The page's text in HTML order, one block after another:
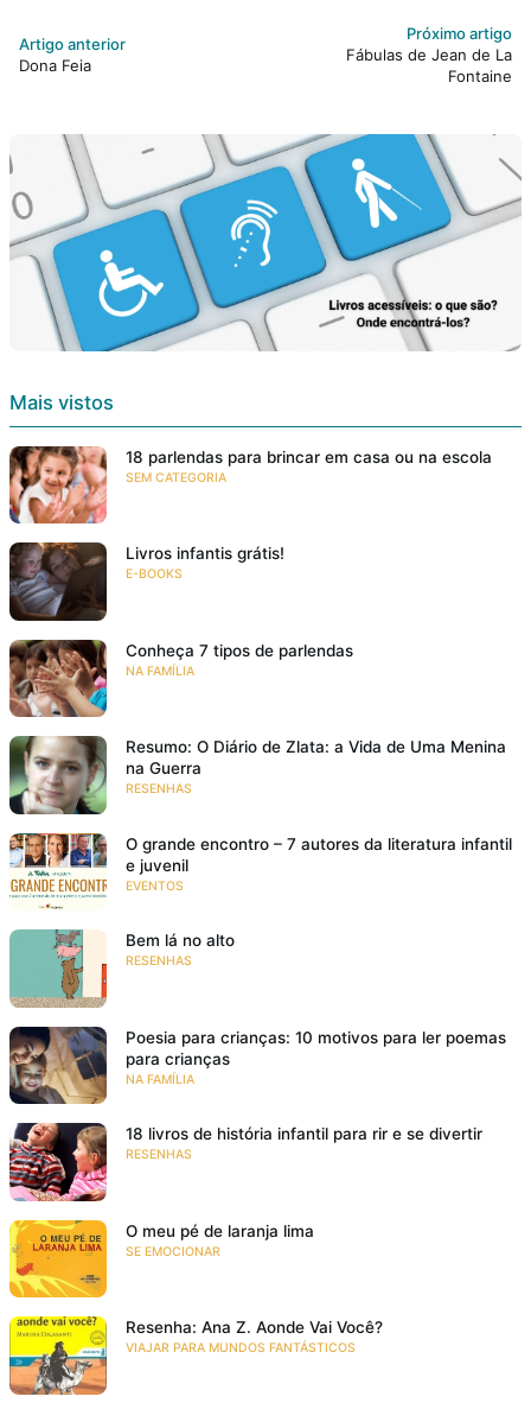
Artigo anterior
Dona Feia
Próximo artigo
Fábulas de Jean de La
Fontaine
Mais vistos
18 parlendas para brincar em casa ou na escola
SEM CATEGORIA
Livros infantis grátis!
E-BOOKS
Conheça 7 tipos de parlendas
NA FAMÍLIA
Resumo: O Diário de Zlata: a Vida de Uma Menina
na Guerra
RESENHAS
O grande encontro – 7 autores da literatura infantil
e juvenil
EVENTOS
Bem lá no alto
RESENHAS
Poesia para crianças: 10 motivos para ler poemas
para crianças
NA FAMÍLIA
18 livros de história infantil para rir e se divertir
RESENHAS
O meu pé de laranja lima
SE EMOCIONAR
Resenha: Ana Z. Aonde Vai Você?
VIAJAR PARA MUNDOS FANTÁSTICOS